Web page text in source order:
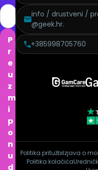
P
r
e
u
z
m
i
p
o
n
u
d
info / drustveni /
@geek.hr.
+385998705760
Politika pritužbiIzjava o
Politika kolačića